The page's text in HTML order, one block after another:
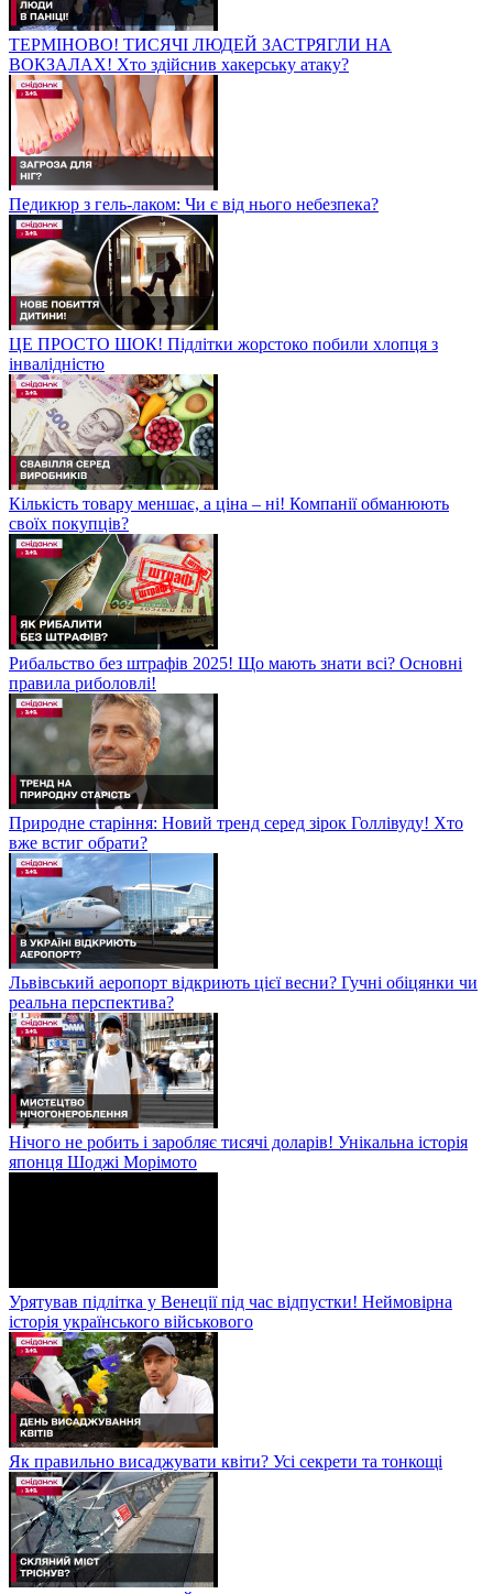
ТЕРМІНОВО! ТИСЯЧІ ЛЮДЕЙ ЗАСТРЯГЛИ НА
ВОКЗАЛАХ! Хто здійснив хакерську атаку?
Педикюр з гель-лаком: Чи є від нього небезпека?
ЦЕ ПРОСТО ШОК! Підлітки жорстоко побили хлопця з
інвалідністю
Кількість товару меншає, а ціна – ні! Компанії обманюють
своїх покупців?
Рибальство без штрафів 2025! Що мають знати всі? Основні
правила риболовлі!
Природне старіння: Новий тренд серед зірок Голлівуду! Хто
вже встиг обрати?
Львівський аеропорт відкриють цієї весни? Гучні обіцянки чи
реальна перспектива?
Нічого не робить і заробляє тисячі доларів! Унікальна історія
японця Шоджі Морімото
Урятував підлітка у Венеції під час відпустки! Неймовірна
історія українського військового
Як правильно висаджувати квіти? Усі секрети та тонкощі